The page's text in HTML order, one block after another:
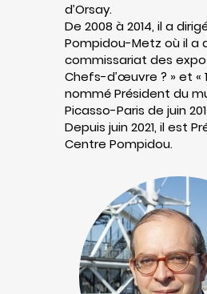
d’Orsay.
De 2008 à 2014, il a
Pompidou-Metz où il a
commissariat des
Chefs-d’œuvre ? » et «
nommé Président du
Picasso-Paris de juin
Depuis juin 2021, il est
Centre Pompidou.